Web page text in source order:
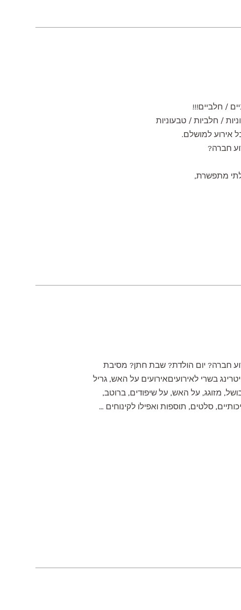
/ חלביים!!!
/ חלביות / טבעוניות
אירוע למושלם.
חברה?
מתפשרת,
חברה? יום הולדת? שבת חתן? מסיבת
בשרי לאירועיםאירועים על האש, גריל
מזוגג, על האש, על שיפודים, ברוטב,
סלטים, תוספות ואפילו לקינוחים …